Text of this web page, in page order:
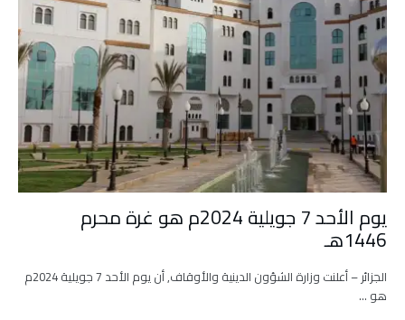
يوم الأحد 7 جويلية 2024م هو غرة محرم
1446هـ
الجزائر – أعلنت وزارة الشؤون الدينية والأوقاف, أن يوم الأحد 7 جويلية 2024م
هو …